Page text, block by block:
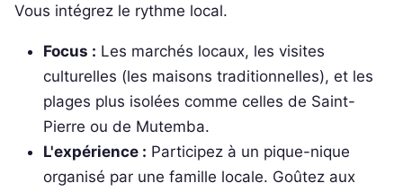
Vous intégrez le rythme local.
Focus : Les marchés locaux, les visites
culturelles (les maisons traditionnelles), et les
plages plus isolées comme celles de Saint-
Pierre ou de Mutemba.
L'expérience : Participez à un pique-nique
organisé par une famille locale. Goûtez aux